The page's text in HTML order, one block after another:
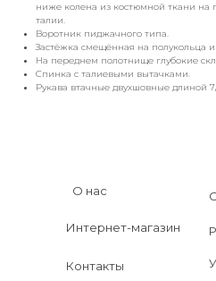
ниже колена из костюмной ткани на
талии.
Воротник пиджачного типа.
Застёжка смещённая на полукольца
На переднем полотнище глубокие
Спинка с талиевыми вытачками.
Рукава втачные двухшовные длиной
Контакты
О нас
Интернет-магазин